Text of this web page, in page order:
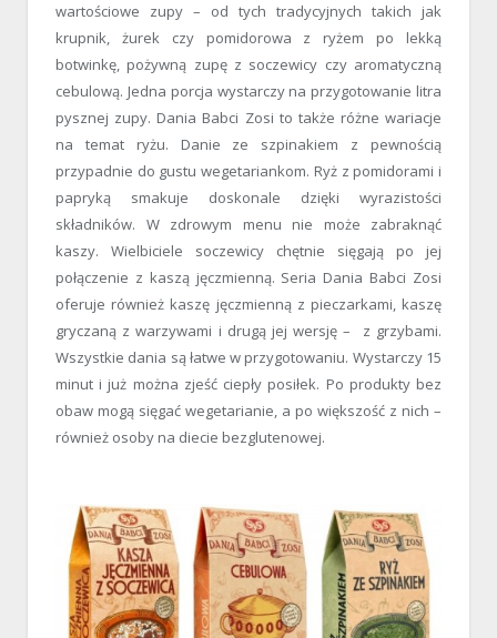
wartościowe zupy – od tych tradycyjnych takich jak
krupnik, żurek czy pomidorowa z ryżem po lekką
botwinkę, pożywną zupę z soczewicy czy aromatyczną
cebulową. Jedna porcja wystarczy na przygotowanie litra
pysznej zupy. Dania Babci Zosi to także różne wariacje
na temat ryżu. Danie ze szpinakiem z pewnością
przypadnie do gustu wegetariankom. Ryż z pomidorami i
papryką smakuje doskonale dzięki wyrazistości
składników. W zdrowym menu nie może zabraknąć
kaszy. Wielbiciele soczewicy chętnie sięgają po jej
połączenie z kaszą jęczmienną. Seria Dania Babci Zosi
oferuje również kaszę jęczmienną z pieczarkami, kaszę
gryczaną z warzywami i drugą jej wersję – z grzybami.
Wszystkie dania są łatwe w przygotowaniu. Wystarczy 15
minut i już można zjeść ciepły posiłek. Po produkty bez
obaw mogą sięgać wegetarianie, a po większość z nich –
również osoby na diecie bezglutenowej.